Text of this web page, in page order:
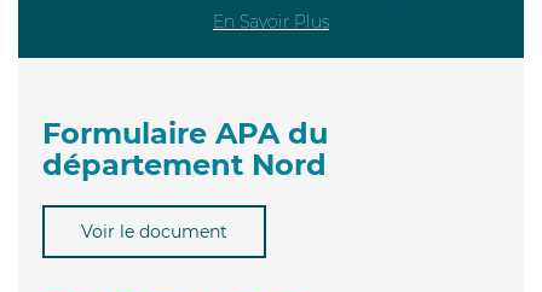
En Savoir Plus
Formulaire APA du
département Nord
Voir le document